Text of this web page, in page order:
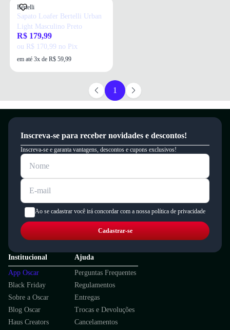
Bertelli
Sapato Loafer Bertelli Urban
Light Masculino Preto
R$ 179,99
ou R$ 170,99 no Pix
em até 3x de R$ 59,99
1
Inscreva-se para receber novidades e descontos!
Inscreva-se e garanta vantagens, descontos e cupons exclusivos!
Ao se cadastrar você irá concordar com a nossa política de privacidade
Cadastrar-se
Institucional
App Oscar
Black Friday
Sobre a Oscar
Blog Oscar
Haus Creators
Ajuda
Perguntas Frequentes
Regulamentos
Entregas
Trocas e Devoluções
Cancelamentos